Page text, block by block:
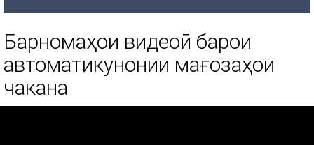
Барномаҳои видеоӣ барои
автоматикунонии мағозаҳои
чакана